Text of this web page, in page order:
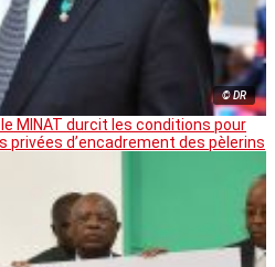
© DR
le MINAT durcit les conditions pour
privées d’encadrement des pèlerins